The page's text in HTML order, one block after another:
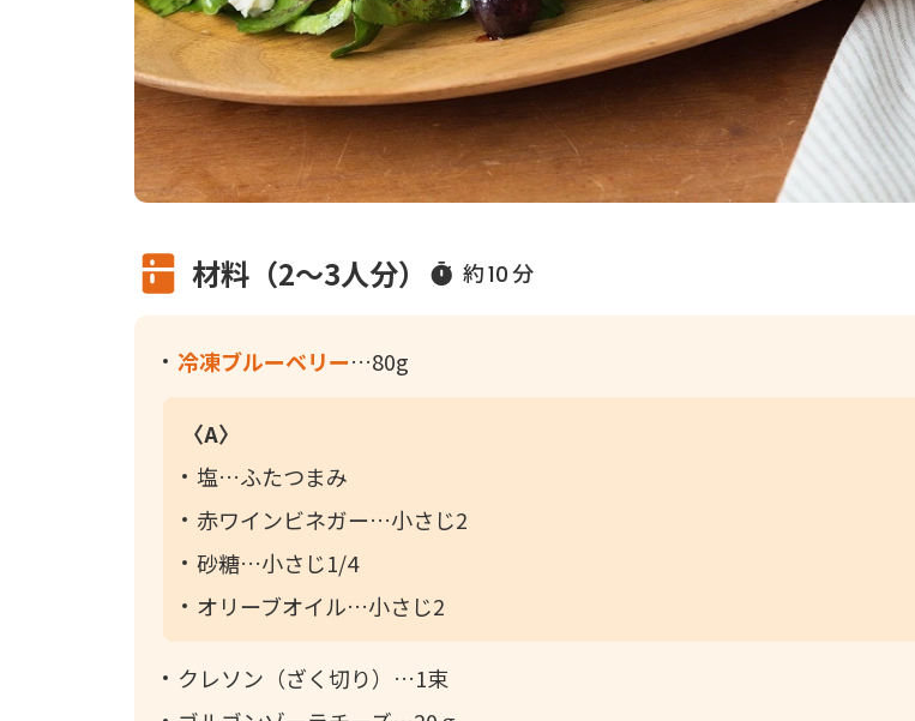
材料（2～3人分） 約10分
冷凍ブルーベリー 80g
〈A〉
塩
ふたつまみ
赤ワインビネガー
小さじ2
砂糖
小さじ1/4
オリーブオイル
小さじ2
クレソン（ざく切り）
1束